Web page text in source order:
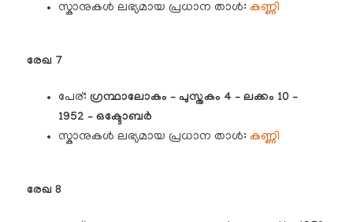
സ്കാനുകൾ ലഭ്യമായ പ്രധാന താൾ: കണ്ണി
രേഖ 7
പേര്:ഗ്രന്ഥാലോകം – പുസ്തകം 4 – ലക്കം 10 –
1952 – ഒക്ടോബർ
സ്കാനുകൾ ലഭ്യമായ പ്രധാന താൾ: കണ്ണി
രേഖ 8